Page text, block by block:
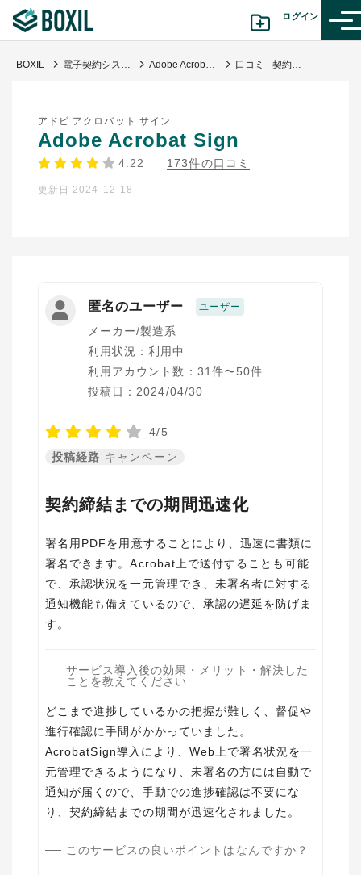
ログイン
診断から探す(β版)
BOXIL 電子契約システム Adobe Acrobat Sign 口コミ - 契約締結までの期間迅速化
アドビ アクロバット サイン
Adobe Acrobat Sign
4.22 173件の口コミ
更新日 2024-12-18
匿名のユーザー ユーザー
メーカー/製造系
利用状況：利用中
利用アカウント数：31件〜50件
投稿日：2024/04/30
4/5
投稿経路 キャンペーン
契約締結までの期間迅速化
署名用PDFを用意することにより、迅速に書類に
署名できます。Acrobat上で送付することも可能
で、承認状況を一元管理でき、未署名者に対する
通知機能も備えているので、承認の遅延を防げま
す。
サービス導入後の効果・メリット・解決した
ことを教えてください
どこまで進捗しているかの把握が難しく、督促や
進行確認に手間がかかっていました。
AcrobatSign導入により、Web上で署名状況を一
元管理できるようになり、未署名の方には自動で
通知が届くので、手動での進捗確認は不要にな
り、契約締結までの期間が迅速化されました。
このサービスの良いポイントはなんですか？